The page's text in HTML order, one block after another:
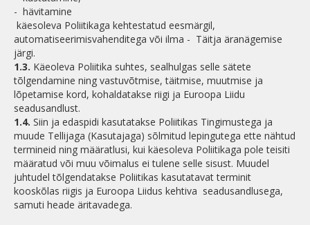
- hävitamine
käesoleva Poliitikaga kehtestatud eesmärgil,
automatiseerimisvahenditega või ilma - Täitja äranägemise
järgi.
1.3. Käeoleva Poliitika suhtes, sealhulgas selle sätete
tõlgendamine ning vastuvõtmise, täitmise, muutmise ja
lõpetamise kord, kohaldatakse riigi ja Euroopa Liidu
seadusandlust.
1.4. Siin ja edaspidi kasutatakse Poliitikas Tingimustega ja
muude Tellijaga (Kasutajaga) sõlmitud lepingutega ette nähtud
termineid ning määratlusi, kui käesoleva Poliitikaga pole teisiti
määratud või muu võimalus ei tulene selle sisust. Muudel
juhtudel tõlgendatakse Poliitikas kasutatavat terminit
kooskõlas riigis ja Euroopa Liidus kehtiva seadusandlusega,
samuti heade äritavadega.